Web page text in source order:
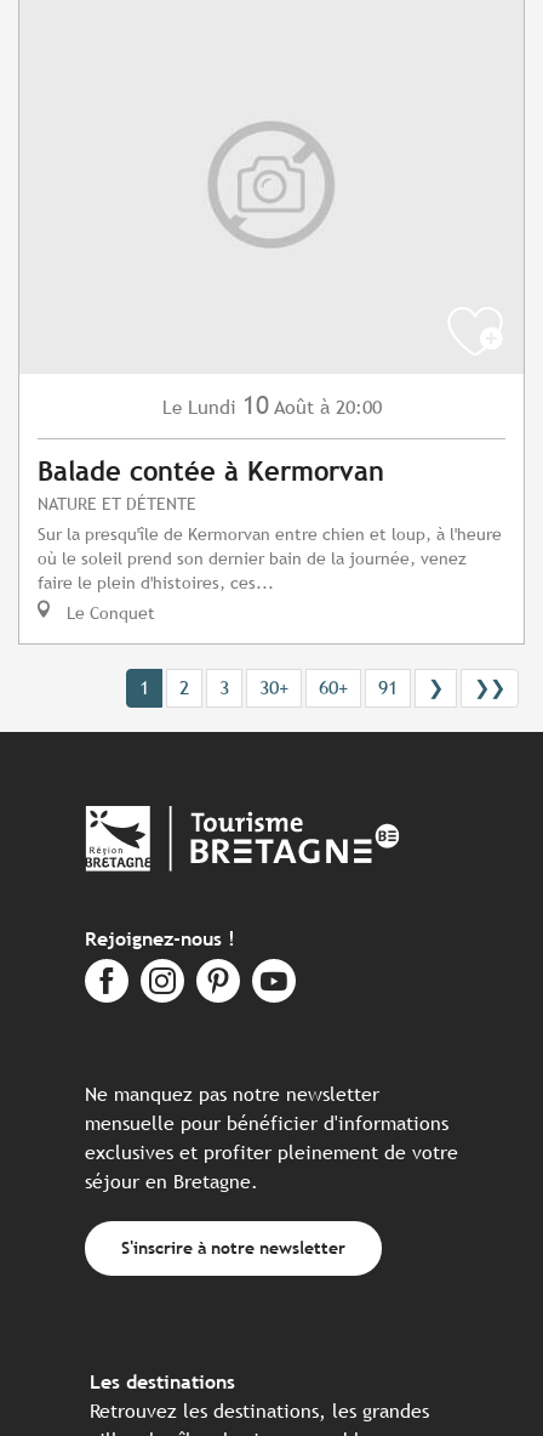
Le Lundi 10 Août à 20:00
Balade contée à Kermorvan
NATURE ET DÉTENTE
Sur la presqu'île de Kermorvan entre chien et loup, à l'heure
où le soleil prend son dernier bain de la journée, venez
faire le plein d'histoires, ces...
Le Conquet
1 2 3 30+ 60+ 91 ❯ ❯❯
Rejoignez-nous !
Ne manquez pas notre newsletter
mensuelle pour bénéficier d'informations
exclusives et profiter pleinement de votre
séjour en Bretagne.
S'inscrire à notre newsletter
Les destinations
Retrouvez les destinations, les grandes